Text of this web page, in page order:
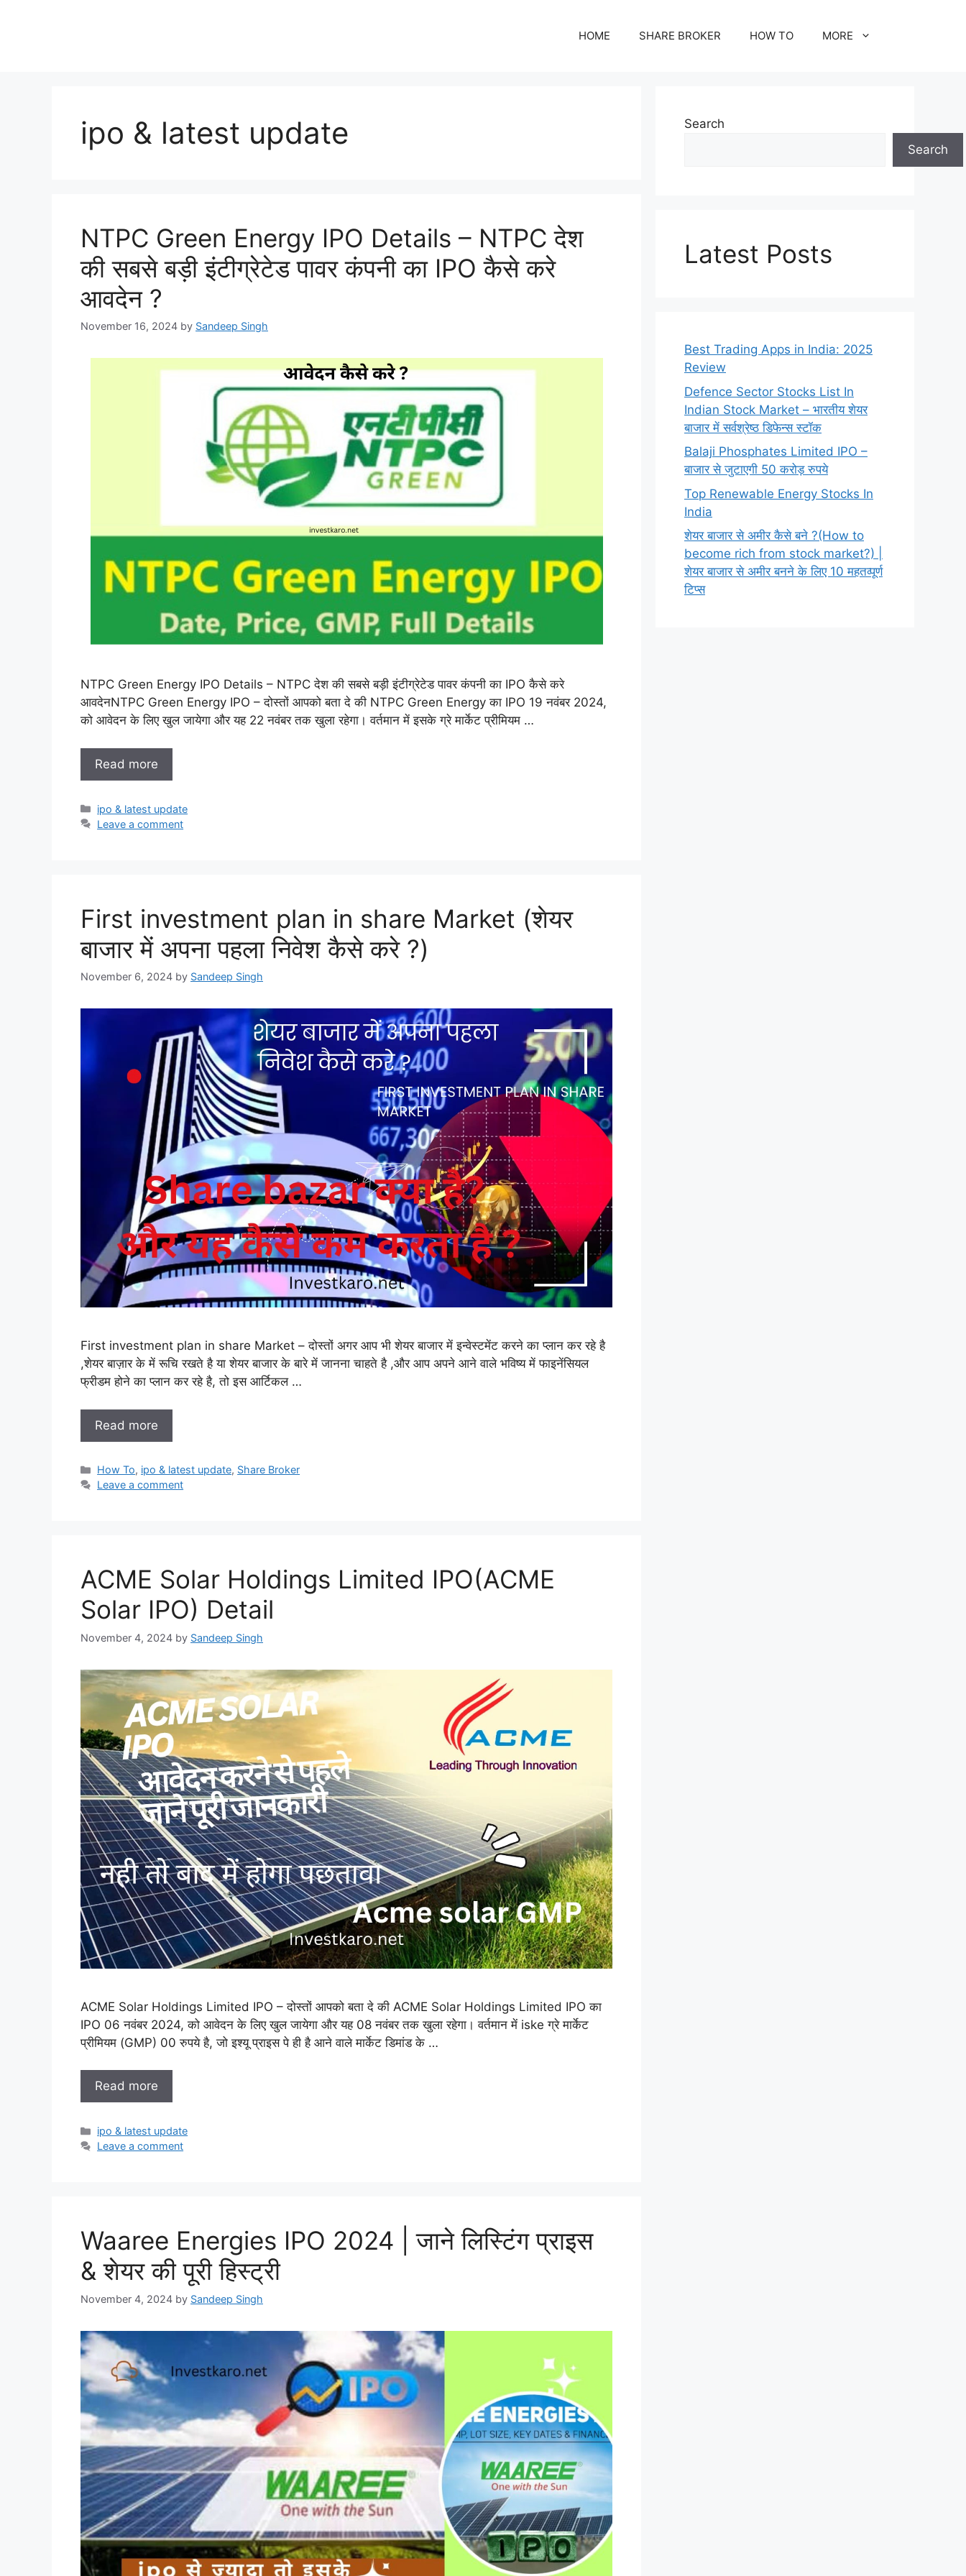
HOME SHARE BROKER HOW TO MORE
ipo & latest update
NTPC Green Energy IPO Details – NTPC देश
की सबसे बड़ी इंटीग्रेटेड पावर कंपनी का IPO कैसे करे
आवदेन ?
November 16, 2024 by Sandeep Singh
NTPC Green Energy IPO Details – NTPC देश की सबसे बड़ी इंटीग्रेटेड पावर कंपनी का IPO कैसे करे
आवदेनNTPC Green Energy IPO – दोस्तों आपको बता दे की NTPC Green Energy का IPO 19 नवंबर 2024,
को आवेदन के लिए खुल जायेगा और यह 22 नवंबर तक खुला रहेगा। वर्तमान में इसके ग्रे मार्केट प्रीमियम …
Read more
Categories
ipo & latest update
Leave a comment
First investment plan in share Market (शेयर
बाजार में अपना पहला निवेश कैसे करे ?)
November 6, 2024 by Sandeep Singh
First investment plan in share Market – दोस्तों अगर आप भी शेयर बाजार में इन्वेस्टमेंट करने का प्लान कर रहे है
,शेयर बाज़ार के में रूचि रखते है या शेयर बाजार के बारे में जानना चाहते है ,और आप अपने आने वाले भविष्य में फाइनेंसियल
फ्रीडम होने का प्लान कर रहे है, तो इस आर्टिकल …
Read more
Categories
How To, ipo & latest update, Share Broker
Leave a comment
ACME Solar Holdings Limited IPO(ACME
Solar IPO) Detail
November 4, 2024 by Sandeep Singh
ACME Solar Holdings Limited IPO – दोस्तों आपको बता दे की ACME Solar Holdings Limited IPO का
IPO 06 नवंबर 2024, को आवेदन के लिए खुल जायेगा और यह 08 नवंबर तक खुला रहेगा। वर्तमान में iske ग्रे मार्केट
प्रीमियम (GMP) 00 रुपये है, जो इश्यू प्राइस पे ही है आने वाले मार्केट डिमांड के …
Read more
Categories
ipo & latest update
Leave a comment
Waaree Energies IPO 2024 | जाने लिस्टिंग प्राइस
& शेयर की पूरी हिस्ट्री
November 4, 2024 by Sandeep Singh
Search
Search
Latest Posts
Best Trading Apps in India: 2025
Review
Defence Sector Stocks List In
Indian Stock Market – भारतीय शेयर
बाजार में सर्वश्रेष्ठ डिफेन्स स्टॉक
Balaji Phosphates Limited IPO –
बाजार से जुटाएगी 50 करोड़ रुपये
Top Renewable Energy Stocks In
India
शेयर बाजार से अमीर कैसे बने ?(How to
become rich from stock market?) |
शेयर बाजार से अमीर बनने के लिए 10 महतव्पूर्ण
टिप्स